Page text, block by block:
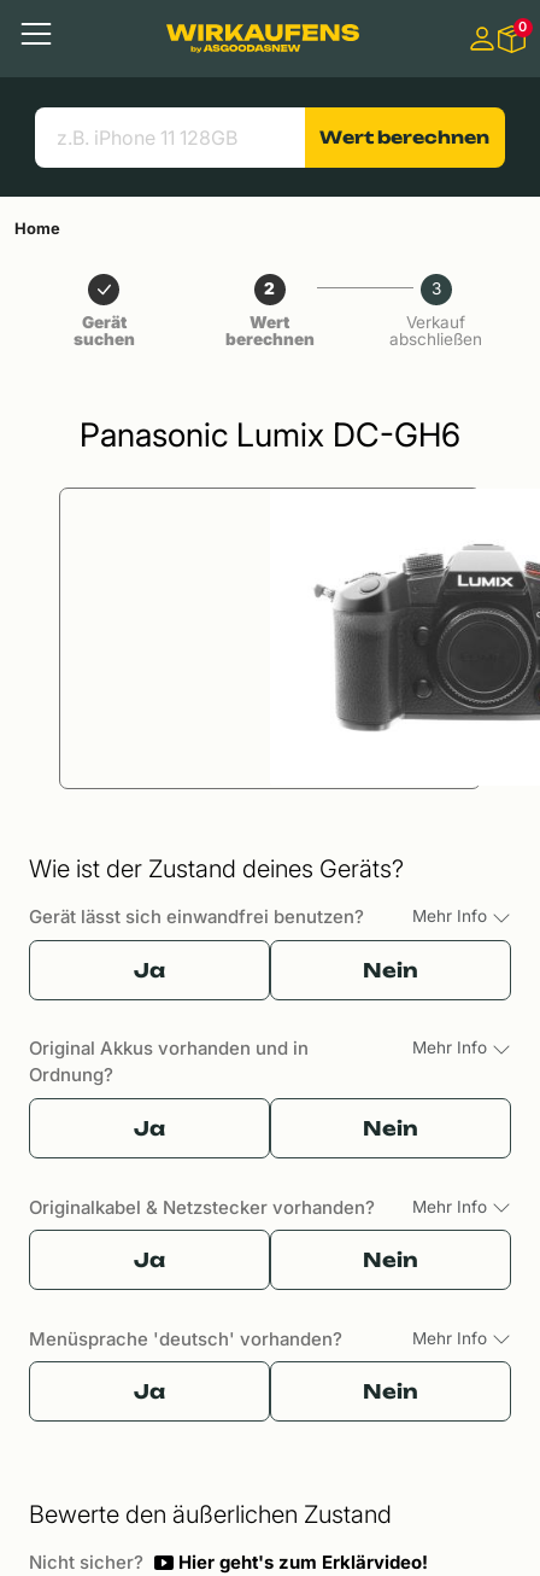
Menü
Suchen
Nützliche Links
0
Wert berechnen
Home
Gerät
suchen
2
Wert
berechnen
3
Verkauf
abschließen
Panasonic Lumix DC-GH6
Wie ist der Zustand deines Geräts?
Gerät lässt sich einwandfrei benutzen? Mehr Info
Ja Nein
Original Akkus vorhanden und in
Ordnung?
Mehr Info
Ja Nein
Originalkabel & Netzstecker vorhanden? Mehr Info
Ja Nein
Menüsprache 'deutsch' vorhanden? Mehr Info
Ja Nein
Bewerte den äußerlichen Zustand
Nicht sicher? Hier geht's zum Erklärvideo!